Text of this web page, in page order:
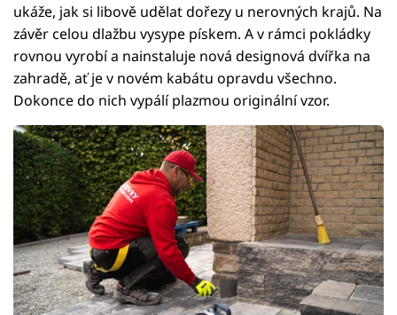
ukáže, jak si libově udělat dořezy u nerovných krajů. Na
závěr celou dlažbu vysype pískem. A v rámci pokládky
rovnou vyrobí a nainstaluje nová designová dvířka na
zahradě, ať je v novém kabátu opravdu všechno.
Dokonce do nich vypálí plazmou originální vzor.